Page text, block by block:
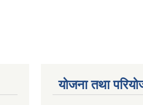
योजना तथा